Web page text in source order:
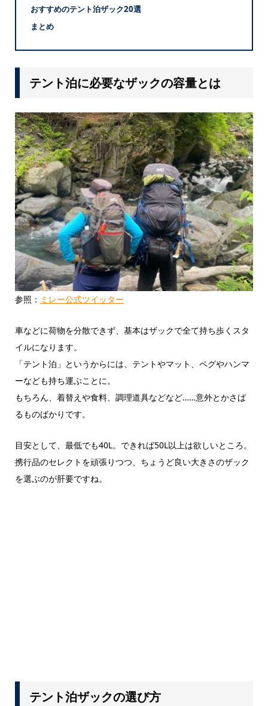
おすすめのテント泊ザック20選
まとめ
テント泊に必要なザックの容量とは
参照： ミレー公式ツイッター
車などに荷物を分散できず、基本はザックで全て持ち歩くスタ
イルになります。
「テント泊」というからには、テントやマット、ペグやハンマ
ーなども持ち運ぶことに。
もちろん、着替えや食料、調理道具などなど……意外とかさば
るものばかりです。
目安として、最低でも40L。できれば50L以上は欲しいところ。
携行品のセレクトを頑張りつつ、ちょうど良い大きさのザック
を選ぶのが肝要ですね。
テント泊ザックの選び方